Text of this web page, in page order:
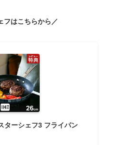
フはこちらから／
ターシェフ3 フライパン